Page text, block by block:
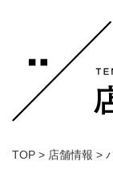
TOP > 店舗情報 >